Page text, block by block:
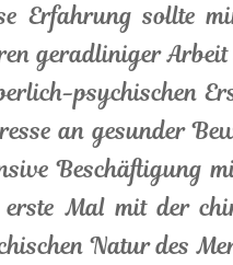
Erfahrung sollte
geradliniger Arbeit
psychischen
an gesunder
Beschäftigung
erste Mal mit der
Natur des